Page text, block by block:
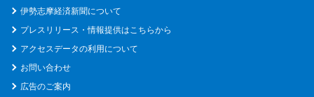
伊勢志摩経済新聞について
プレスリリース・情報提供はこちらから
アクセスデータの利用について
お問い合わせ
広告のご案内